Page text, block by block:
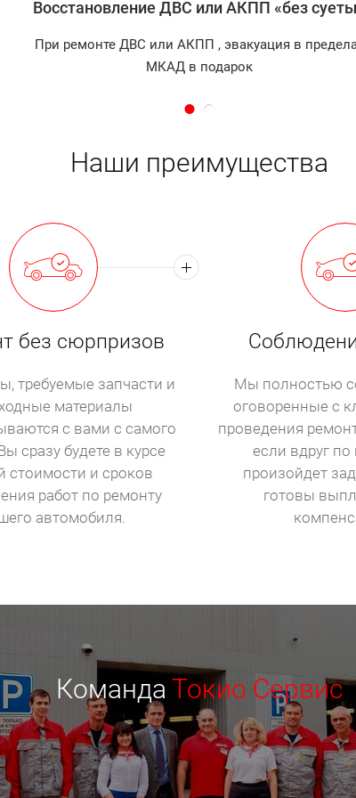
и дилерскому оборудованию для ремонта
машин с моторами на тяжелом топливе в
машины, как правило, имеют ряд характерных
момент. Это приводит к частому повреждению
владелец заметит толчки при резком наборе
на педаль газа, будет видно как мотор
Поэтому подушки лучше заменить.
Восстановление ДВС или АКПП «без
При ремонте ДВС или АКПП , эвакуация в
МКАД в подарок
Наши преимущества
без сюрпризов
требуемые запчасти и
материалы
с вами с самого
сразу будете в курсе
стоимости и сроков
работ по ремонту
автомобиля.
Мы полностью
оговоренные с
проведения
если вдруг
произойдет
готовы
Команда Токио Сервис